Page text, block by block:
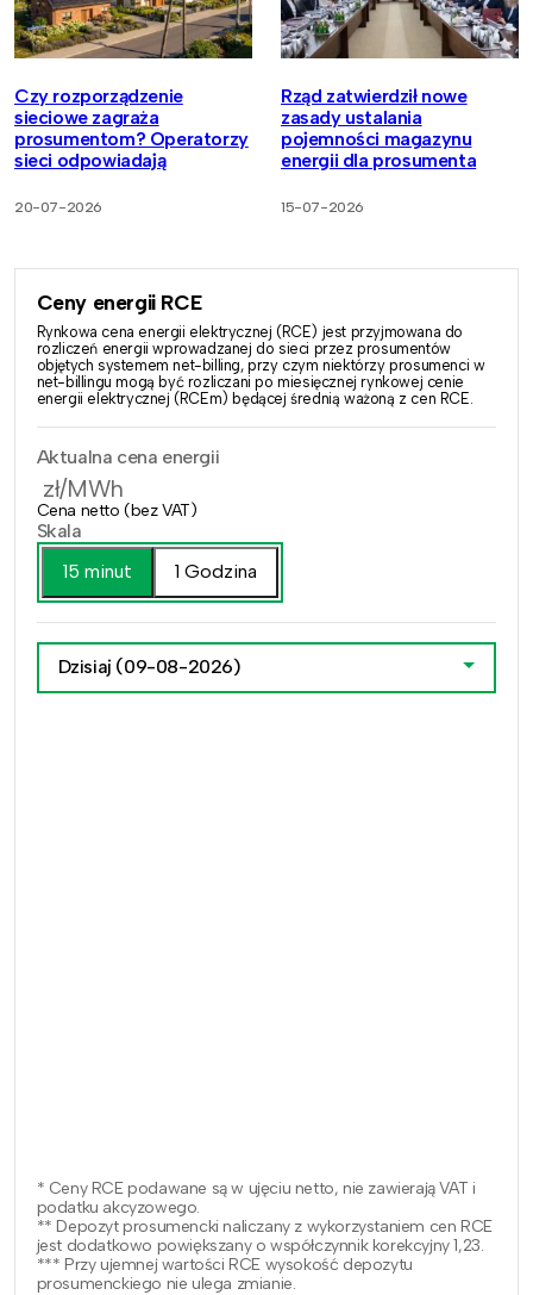
Czy rozporządzenie
sieciowe zagraża
prosumentom? Operatorzy
sieci odpowiadają
20-07-2026
Rząd zatwierdził nowe
zasady ustalania
pojemności magazynu
energii dla prosumenta
15-07-2026
Ceny energii RCE
Rynkowa cena energii elektrycznej (RCE) jest przyjmowana do
rozliczeń energii wprowadzanej do sieci przez prosumentów
objętych systemem net-billing, przy czym niektórzy prosumenci w
net-billingu mogą być rozliczani po miesięcznej rynkowej cenie
energii elektrycznej (RCEm) będącej średnią ważoną z cen RCE.
Aktualna cena energii
zł/MWh
Cena netto (bez VAT)
Skala
15 minut
1 Godzina
Dzisiaj (09-08-2026)
* Ceny RCE podawane są w ujęciu netto, nie zawierają VAT i
podatku akcyzowego.
** Depozyt prosumencki naliczany z wykorzystaniem cen RCE
jest dodatkowo powiększany o współczynnik korekcyjny 1,23.
*** Przy ujemnej wartości RCE wysokość depozytu
prosumenckiego nie ulega zmianie.